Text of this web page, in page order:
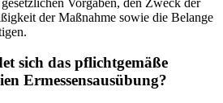
der Maßnahme sowie die Belange
sich das pflichtgemäße
Ermessensausübung?